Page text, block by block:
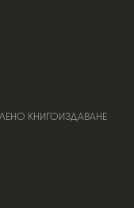
КНИГОИЗДАВАНЕ